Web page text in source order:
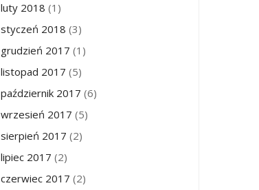
luty 2018 (1)
styczeń 2018 (3)
grudzień 2017 (1)
listopad 2017 (5)
październik 2017 (6)
wrzesień 2017 (5)
sierpień 2017 (2)
lipiec 2017 (2)
czerwiec 2017 (2)